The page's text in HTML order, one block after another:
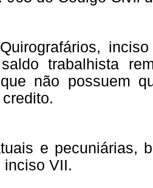
trabalhista
não possuem
e pecuniárias,
inciso VII.